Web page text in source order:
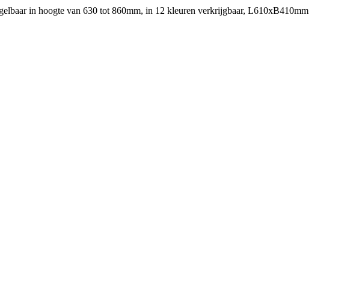
in hoogte van 630 tot 860mm, in 12 kleuren verkrijgbaar, L610xB410mm